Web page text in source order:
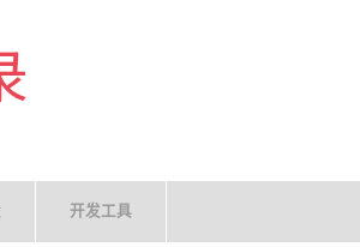
开发工具